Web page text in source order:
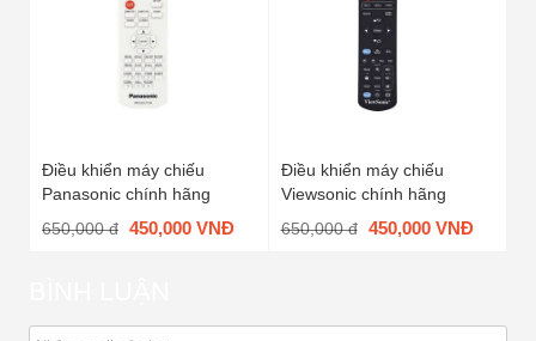
Điều khiển máy chiếu
Panasonic chính hãng
650,000 đ 450,000 VNĐ
Điều khiển máy chiếu
Viewsonic chính hãng
650,000 đ 450,000 VNĐ